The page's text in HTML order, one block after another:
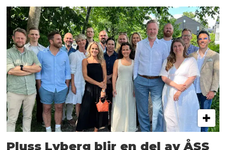
Pluss Lyberg blir en del av ÅSS